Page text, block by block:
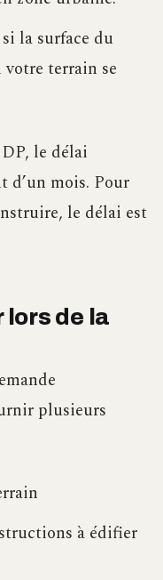
la surface du
votre terrain se
le délai
d’un mois. Pour
le délai est
lors de la
plusieurs
à édifier